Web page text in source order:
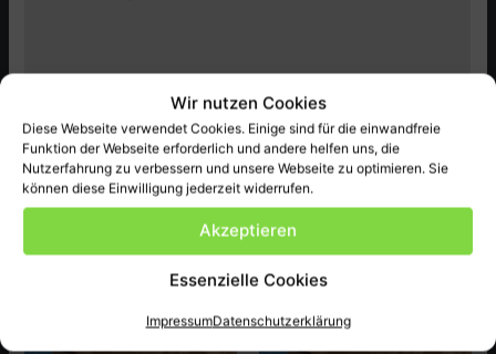
Wir nutzen Cookies
Diese Webseite verwendet Cookies. Einige sind für die einwandfreie
Funktion der Webseite erforderlich und andere helfen uns, die
Nutzerfahrung zu verbessern und unsere Webseite zu optimieren. Sie
können diese Einwilligung jederzeit widerrufen.
Akzeptieren
Essenzielle Cookies
ImpressumDatenschutzerklärung
Produktsicherheit (GPSR)
Honda Original Ersatzteil NEU passend bei CBX650CD ect.